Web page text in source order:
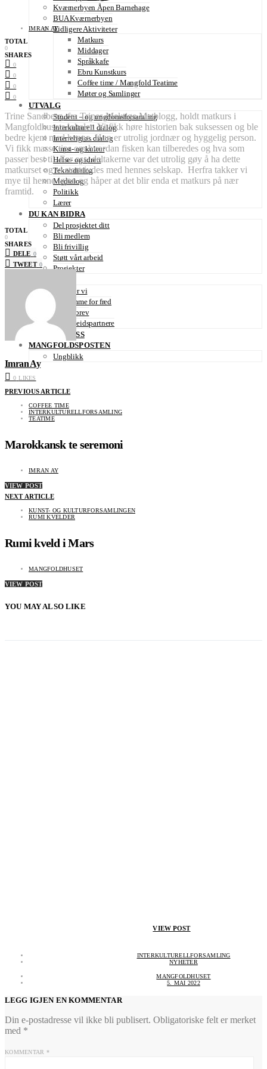
Kværnerbyen Åpen Barnehage
BUA Kværnerbyen
Tidligere Aktiviteter
Matkurs
Middager
Språkkafe
Ebru Kunstkurs
Coffee time / Mangfold Teatime
Møter og Samlinger
UTVALG
Student – og ungdomsforsamling
Interkulturell dialog
Interreligiøs dialog
Kunst- og kultur
Helse- og idrett
Teknodialog
Medialog
Politikk
Lærer
DU KAN BIDRA
Del prosjektet ditt
Bli medlem
Bli frivillig
Støtt vårt arbeid
Prosjekter
Hvem er vi
En stemme for fred
Nyhetsbrev
Samarbeidspartnere
KONTAKT OSS
MANGFOLDSPOSTEN
Ungblikk
0 LIKES
IMRAN AY
TOTAL
0
SHARES
0
0
0
0
Trine Sandberg, fra Trines Mektige Matblogg, holdt matkurs i
Mangfoldhusets lokaler. Vi fikk høre historien bak suksessen og ble
bedre kjent med henne. Hun er utrolig jordnær og hyggelig person.
Vi fikk masse tips om hvordan fisken kan tilberedes og hva som
passer best til. For oss, deltakerne var det utrolig gøy å ha dette
matkurset og vi stortrivdes med hennes selskap. Herfra takker vi
mye til henne igjen og håper at det blir enda et matkurs på nær
framtid.
TOTAL
0
SHARES
DELE 0
TWEET 0
Imran Ay
PREVIOUS ARTICLE
COFFEE TIME
INTERKULTURELLFORSAMLING
TEATIME
Marokkansk te seremoni
IMRAN AY
VIEW POST
NEXT ARTICLE
KUNST- OG KULTURFORSAMLINGEN
RUMI KVELDER
Rumi kveld i Mars
MANGFOLDHUSET
VIEW POST
YOU MAY ALSO LIKE
VIEW POST
INTERKULTURELLFORSAMLING
NYHETER
MANGFOLDHUSET
5. MAI 2022
LEGG IGJEN EN KOMMENTAR
Din e-postadresse vil ikke bli publisert. Obligatoriske felt er merket
med *
KOMMENTAR *